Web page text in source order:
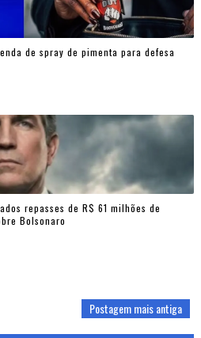
de spray de pimenta para defesa
repasses de R$ 61 milhões de
Bolsonaro
Postagem mais antiga